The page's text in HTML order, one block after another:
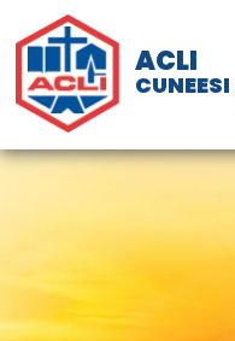
ACLI
CUNEESI